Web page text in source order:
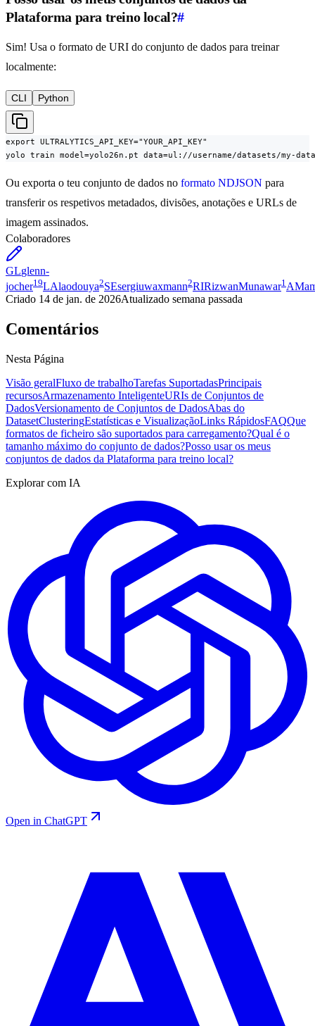
Plataforma para treino local?#
Sim! Usa o formato de URI do conjunto de dados para treinar
localmente:
CLI Python
export ULTRALYTICS_API_KEY="YOUR_API_KEY"
yolo train model=yolo26n.pt data=ul://username/datasets/my-
Ou exporta o teu conjunto de dados no formato NDJSON para
transferir os respetivos metadados, divisões, anotações e URLs de
imagem assinados.
Colaboradores
GLglenn-
jocher19LAlaodouya2SEsergiuwaxmann2RIRizwanMunawar1AM
Criado 14 de jan. de 2026Atualizado semana passada
Comentários
Nesta Página
Visão geralFluxo de trabalhoTarefas SuportadasPrincipais
recursosArmazenamento InteligenteURIs de Conjuntos de
DadosVersionamento de Conjuntos de DadosAbas do
DatasetClusteringEstatísticas e VisualizaçãoLinks RápidosFAQQue
formatos de ficheiro são suportados para carregamento?Qual é o
tamanho máximo do conjunto de dados?Posso usar os meus
conjuntos de dados da Plataforma para treino local?
Explorar com IA
Open in ChatGPT